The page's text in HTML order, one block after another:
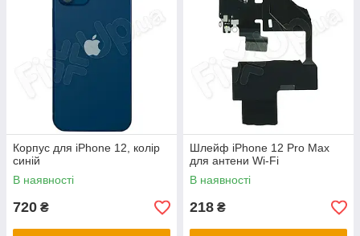
Корпус для iPhone 12, колір
синій
В наявності
720 ₴
Шлейф iPhone 12 Pro Max
для антени Wi-Fi
В наявності
218 ₴